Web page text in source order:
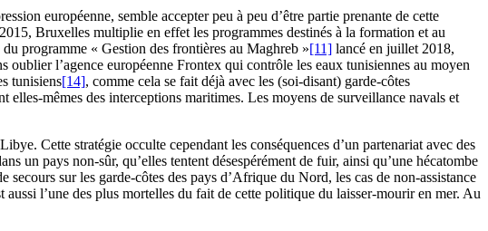
européenne, semble accepter peu à peu d’être partie prenante de cette
Bruxelles multiplie en effet les programmes destinés à la formation et au
programme « Gestion des frontières au Maghreb »[11] lancé en juillet 2018,
oublier l’agence européenne Frontex qui contrôle les eaux tunisiennes au moyen
tunisiens[14], comme cela se fait déjà avec les (soi-disant) garde-côtes
elles-mêmes des interceptions maritimes. Les moyens de surveillance navals et
Cette stratégie occulte cependant les conséquences d’un partenariat avec des
un pays non-sûr, qu’elles tentent désespérément de fuir, ainsi qu’une hécatombe
sur les garde-côtes des pays d’Afrique du Nord, les cas de non-assistance
l’une des plus mortelles du fait de cette politique du laisser-mourir en mer. Au